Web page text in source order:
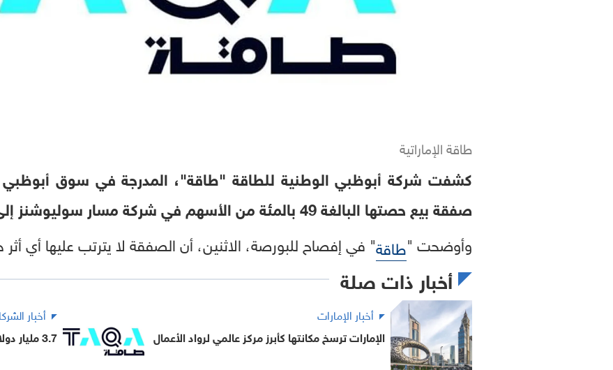
طاقة الإماراتية
كشفت شركة أبوظبي الوطنية للطاقة "طاقة"، المدرجة في سوق أبوظبي
صفقة بيع حصتها البالغة 49 بالمئة من الأسهم في شركة مسار سوليوشنز إلى شركة "بلوفايف كابيتال".
وأوضحت "طاقة" في إفصاح للبورصة، الاثنين، أن الصفقة لا يترتب عليها أي
أخبار ذات صلة
أخبار الإمارات
الإمارات ترسخ مكانتها كأبرز مركز عالمي لرواد الأعمال
أخبار
3.7 مليار دولار إيرادات "طاقة" في الربع الأول 2026